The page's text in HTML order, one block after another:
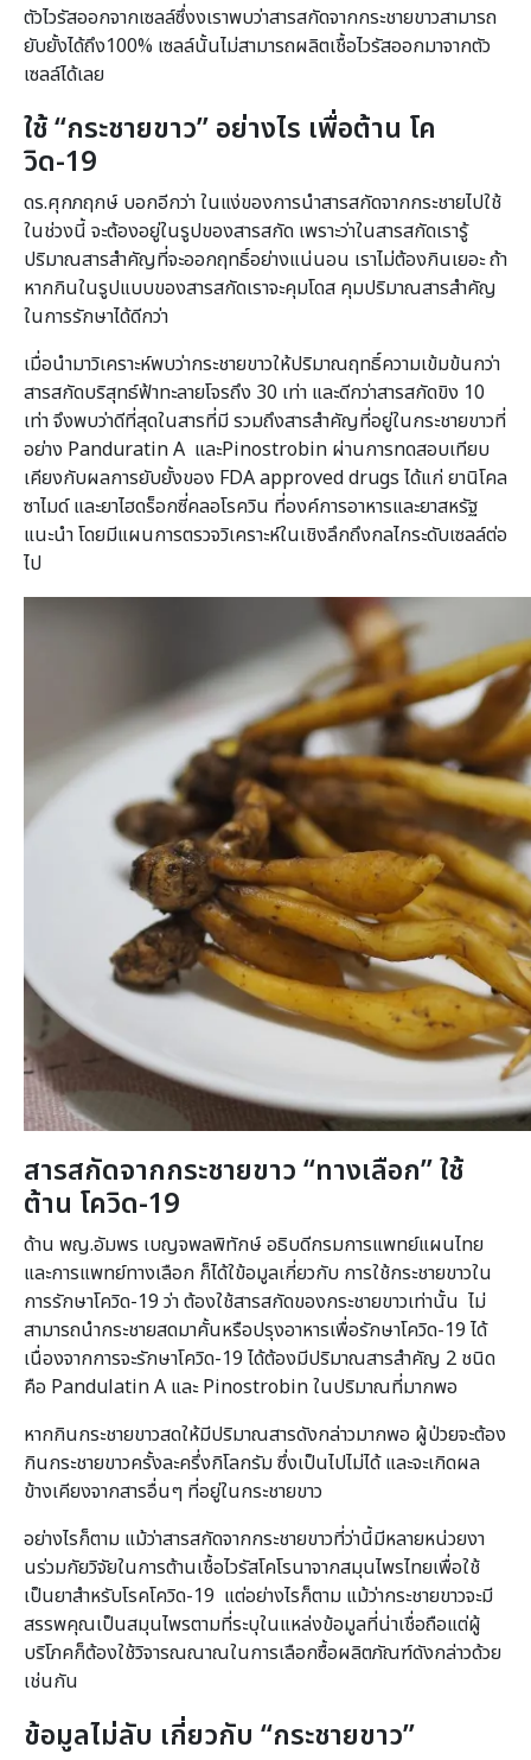
ตัวไวรัสออกจากเซลล์ซึ่งงเราพบว่าสารสกัดจากกระชายขาวสามารถ
ยับยั้งได้ถึง100% เซลล์นั้นไม่สามารถผลิตเชื้อไวรัสออกมาจากตัว
เซลล์ได้เลย
ใช้“กระชายขาว”อย่างไร เพื่อต้าน โค
วิด-19
ดร.ศุกภฤกษ์ บอกอีกว่า ในแง่ของการนำสารสกัดจากกระชายไปใช้
ในช่วงนี้ จะต้องอยู่ในรูปของสารสกัด เพราะว่าในสารสกัดเรารู้
ปริมาณสารสำคัญที่จะออกฤทธิ์อย่างแน่นอน เราไม่ต้องกินเยอะ ถ้า
หากกินในรูปแบบของสารสกัดเราจะคุมโดส คุมปริมาณสารสำคัญ
ในการรักษาได้ดีกว่า
เมื่อนำมาวิเคราะห์พบว่ากระชายขาวให้ปริมาณฤทธิ์ความเข้มข้นกว่า
สารสกัดบริสุทธ์ฟ้าทะลายโจรถึง 30 เท่า และดีกว่าสารสกัดขิง 10
เท่า จึงพบว่าดีที่สุดในสารที่มี รวมถึงสารสำคัญที่อยู่ในกระชายขาวที่
อย่าง Panduratin A และPinostrobin ผ่านการทดสอบเทียบ
เคียงกับผลการยับยั้งของ FDA approved drugs ได้แก่ ยานิโคล
ซาไมด์ และยาไฮดร็อกซี่คลอโรควิน ที่องค์การอาหารและยาสหรัฐ
แนะนำ โดยมีแผนการตรวจวิเคราะห์ในเชิงลึกถึงกลไกระดับเซลล์ต่อ
ไป
สารสกัดจากกระชายขาว “ทางเลือก” ใช้
ต้าน โควิด-19
ด้าน พญ.อัมพร เบญจพลพิทักษ์ อธิบดีกรมการแพทย์แผนไทย
และการแพทย์ทางเลือก ก็ได้ใข้อมูลเกี่ยวกับ การใช้กระชายขาวใน
การรักษาโควิด-19 ว่า ต้องใช้สารสกัดของกระชายขาวเท่านั้น ไม่
สามารถนำกระชายสดมาคั้นหรือปรุงอาหารเพื่อรักษาโควิด-19 ได้
เนื่องจากการจะรักษาโควิด-19 ได้ต้องมีปริมาณสารสำคัญ 2 ชนิด
คือ Pandulatin A และ Pinostrobin ในปริมาณที่มากพอ
หากกินกระชายขาวสดให้มีปริมาณสารดังกล่าวมากพอ ผู้ป่วยจะต้อง
กินกระชายขาวครั้งละครึ่งกิโลกรัม ซึ่งเป็นไปไม่ได้ และจะเกิดผล
ข้างเคียงจากสารอื่นๆ ที่อยู่ในกระชายขาว
อย่างไรก็ตาม แม้ว่าสารสกัดจากกระชายขาวที่ว่านี้มีหลายหน่วยงา
นร่วมกัยวิจัยในการต้านเชื้อไวรัสโคโรนาจากสมุนไพรไทยเพื่อใช้
เป็นยาสำหรับโรคโควิด-19 แต่อย่างไรก็ตาม แม้ว่ากระชายขาวจะมี
สรรพคุณเป็นสมุนไพรตามที่ระบุในแหล่งข้อมูลที่น่าเชื่อถือแต่ผู้
บริโภคก็ต้องใช้วิจารณณาณในการเลือกซื้อผลิตภัณฑ์ดังกล่าวด้วย
เช่นกัน
ข้อมูลไม่ลับ เกี่ยวกับ “กระชายขาว”